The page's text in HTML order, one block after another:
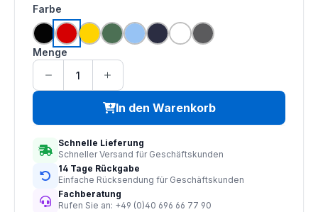
Farbe
schwarzdeep reddeep yellow
forest green
hamilton blue
navy weißzoom grey
Menge
In den Warenkorb
Schnelle Lieferung
Schneller Versand für Geschäftskunden
14 Tage Rückgabe
Einfache Rücksendung für Geschäftskunden
Fachberatung
Rufen Sie an: +49 (0)40 696 66 77 90